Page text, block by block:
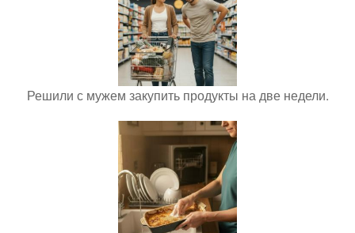
Решили с мужем закупить продукты на две недели.